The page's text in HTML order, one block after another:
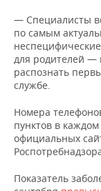
— Специалисты
по самым
для родителей —
распознать
службе.
Номера
пунктов в
официальных
Показатель